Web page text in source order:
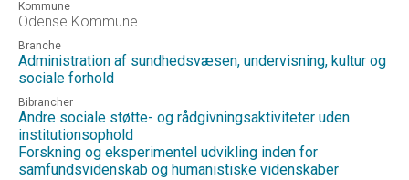
Kommune
Odense Kommune
Branche
Administration af sundhedsvæsen, undervisning, kultur og
sociale forhold
Bibrancher
Andre sociale støtte- og rådgivningsaktiviteter uden
institutionsophold
Forskning og eksperimentel udvikling inden for
samfundsvidenskab og humanistiske videnskaber